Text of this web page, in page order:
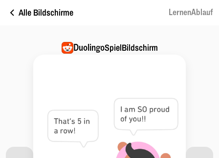
Alle Bildschirme LernenAblauf
DuolingoSpielBildschirm